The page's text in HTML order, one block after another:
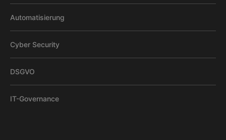
Automatisierung
Cyber Security
DSGVO
IT-Governance